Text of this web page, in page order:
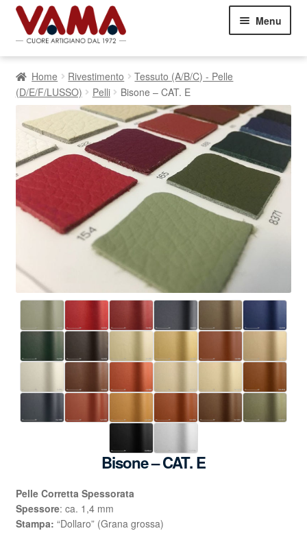
Vai
alla
navigazione
Vai
al
contenuto
Menu
Divani
child
Letti
il
menu
child
Poltrone
il
menu
child
Commenti dei Clienti
Contatti
05751460303
Showroom Milano
Home Rivestimento
Tessuto (A/B/C) - Pelle
(D/E/F/LUSSO)
Pelli Bisone – CAT. E
Bisone – CAT. E
Pelle Corretta Spessorata
Spessore: ca. 1,4 mm
Stampa: “Dollaro” (Grana grossa)